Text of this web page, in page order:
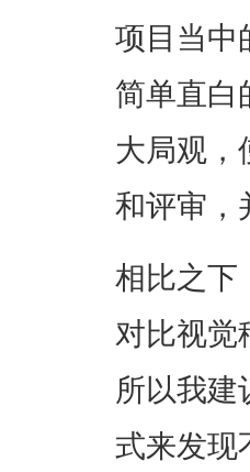
项目当中
简单直白
大局观，
和评审，
相比之下
对比视觉
所以我建
式来发现